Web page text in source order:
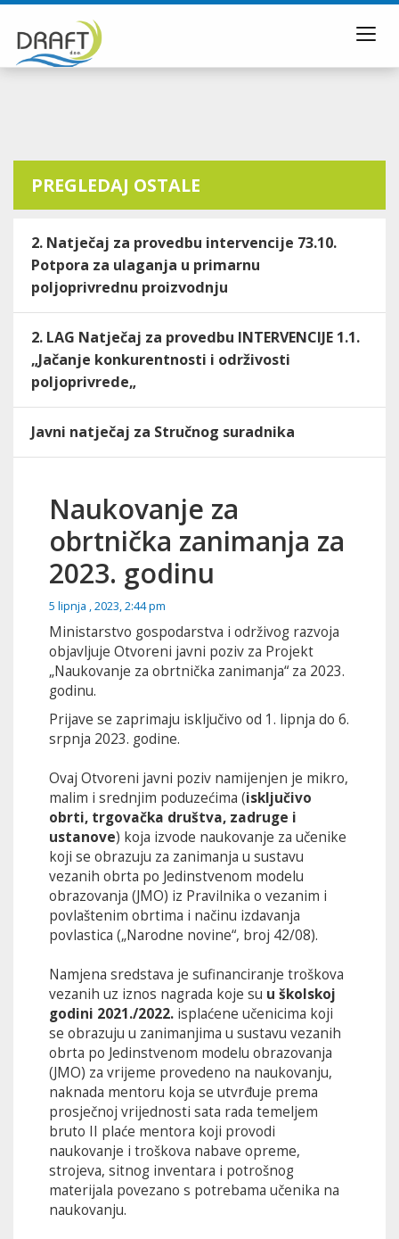
PREGLEDAJ OSTALE
2. Natječaj za provedbu intervencije 73.10.
Potpora za ulaganja u primarnu
poljoprivrednu proizvodnju
2. LAG Natječaj za provedbu INTERVENCIJE 1.1.
„Jačanje konkurentnosti i održivosti
poljoprivrede„
Javni natječaj za Stručnog suradnika
Naukovanje za
obrtnička zanimanja za
2023. godinu
5 lipnja , 2023, 2:44 pm
Ministarstvo gospodarstva i održivog razvoja
objavljuje Otvoreni javni poziv za Projekt
„Naukovanje za obrtnička zanimanja“ za 2023.
godinu.
Prijave se zaprimaju isključivo od 1. lipnja do 6.
srpnja 2023. godine.
Ovaj Otvoreni javni poziv namijenjen je mikro,
malim i srednjim poduzećima (isključivo
obrti, trgovačka društva, zadruge i
ustanove) koja izvode naukovanje za učenike
koji se obrazuju za zanimanja u sustavu
vezanih obrta po Jedinstvenom modelu
obrazovanja (JMO) iz Pravilnika o vezanim i
povlaštenim obrtima i načinu izdavanja
povlastica („Narodne novine“, broj 42/08).
Namjena sredstava je sufinanciranje troškova
vezanih uz iznos nagrada koje su u školskoj
godini 2021./2022. isplaćene učenicima koji
se obrazuju u zanimanjima u sustavu vezanih
obrta po Jedinstvenom modelu obrazovanja
(JMO) za vrijeme provedeno na naukovanju,
naknada mentoru koja se utvrđuje prema
prosječnoj vrijednosti sata rada temeljem
bruto II plaće mentora koji provodi
naukovanje i troškova nabave opreme,
strojeva, sitnog inventara i potrošnog
materijala povezano s potrebama učenika na
naukovanju.